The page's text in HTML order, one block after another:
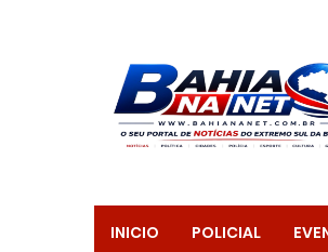
INICIO POLICIAL